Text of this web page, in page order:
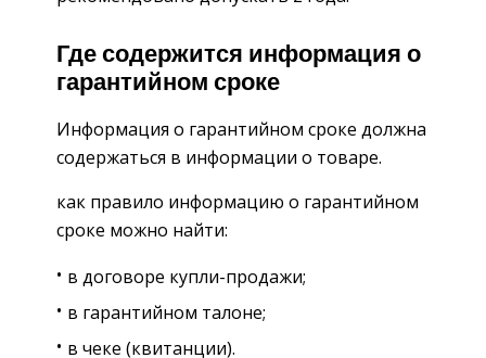
Где содержится информация о
гарантийном сроке
Информация о гарантийном сроке должна
содержаться в информации о товаре.
как правило информацию о гарантийном
сроке можно найти:
в договоре купли-продажи;
в гарантийном талоне;
в чеке (квитанции).